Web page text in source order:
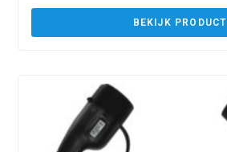
BEKIJK PRODUCT